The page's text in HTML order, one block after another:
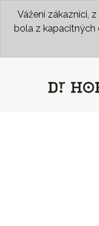
Vážení zákazníci,
bola z kapacitných